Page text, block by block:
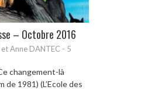
– Octobre 2016
Anne DANTEC - 5
changement-là
de 1981) (L’Ecole des